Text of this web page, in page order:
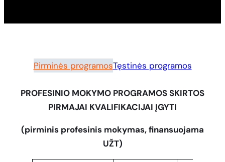
Pirminės programosTęstinės programos
PROFESINIO MOKYMO PROGRAMOS SKIRTOS
PIRMAJAI KVALIFIKACIJAI ĮGYTI
(pirminis profesinis mokymas, finansuojama
UŽT)